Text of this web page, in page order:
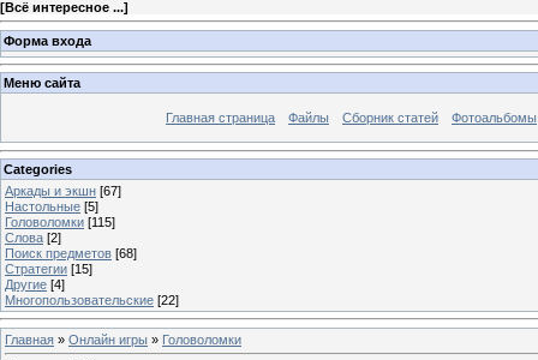
[Всё интересное ...]
Форма входа
Меню сайта
Главная страница Файлы Сборник статей Фотоальбомы
Categories
Аркады и экшн [67]
Настольные [5]
Головоломки [115]
Слова [2]
Поиск предметов [68]
Стратегии [15]
Другие [4]
Многопользовательские [22]
Главная » Онлайн игры » Головоломки